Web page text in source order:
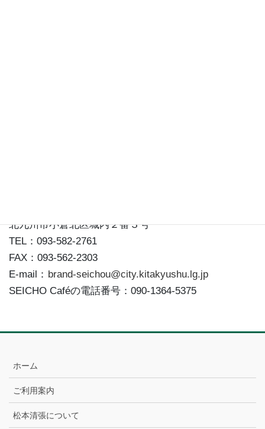
北九州市小倉北区城内２番３号
TEL：093-582-2761
FAX：093-562-2303
E-mail： brand-seichou@city.kitakyushu.lg.jp
SEICHO Caféの電話番号：090-1364-5375
ホーム
ご利用案内
松本清張について